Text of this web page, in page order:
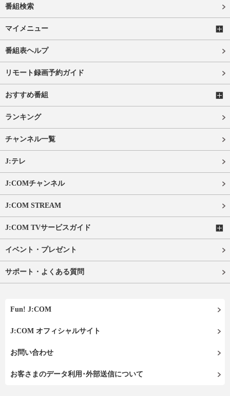
番組検索
マイメニュー
番組表ヘルプ
リモート録画予約ガイド
おすすめ番組
ランキング
チャンネル一覧
J:テレ
J:COMチャンネル
J:COM STREAM
J:COM TVサービスガイド
イベント・プレゼント
サポート・よくある質問
Fun! J:COM
J:COM オフィシャルサイト
お問い合わせ
お客さまのデータ利用･外部送信について